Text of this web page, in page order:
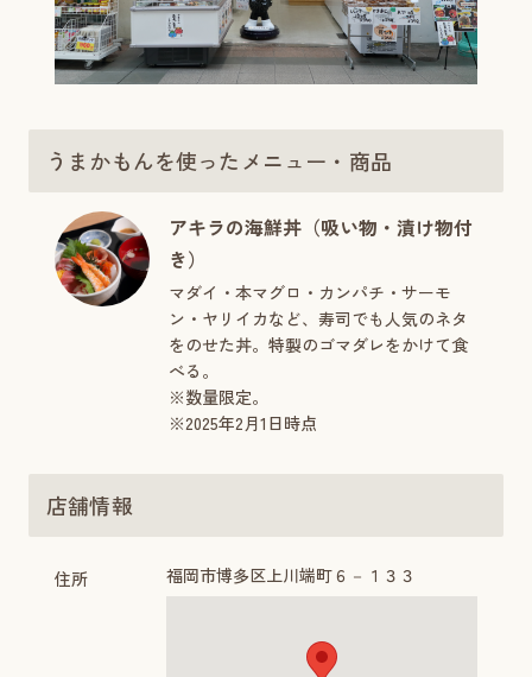
うまかもんを使ったメニュー・商品
アキラの海鮮丼（吸い物・漬け物付
き）
マダイ・本マグロ・カンパチ・サーモ
ン・ヤリイカなど、寿司でも人気のネタ
をのせた丼。特製のゴマダレをかけて食
べる。
※数量限定。
※2025年2月1日時点
店舗情報
住所 福岡市博多区上川端町６－１３３